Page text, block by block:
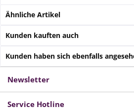
Ähnliche Artikel
Kunden kauften auch
Kunden haben sich ebenfalls
Newsletter
Service Hotline